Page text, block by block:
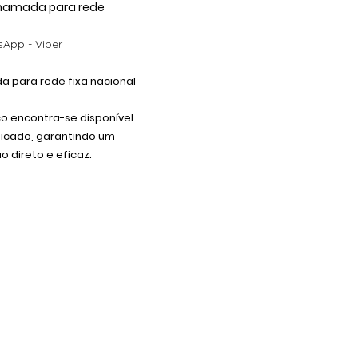
para rede
- Viber
para rede fixa nacional
encontra-se disponível
garantindo um
direto e eficaz.